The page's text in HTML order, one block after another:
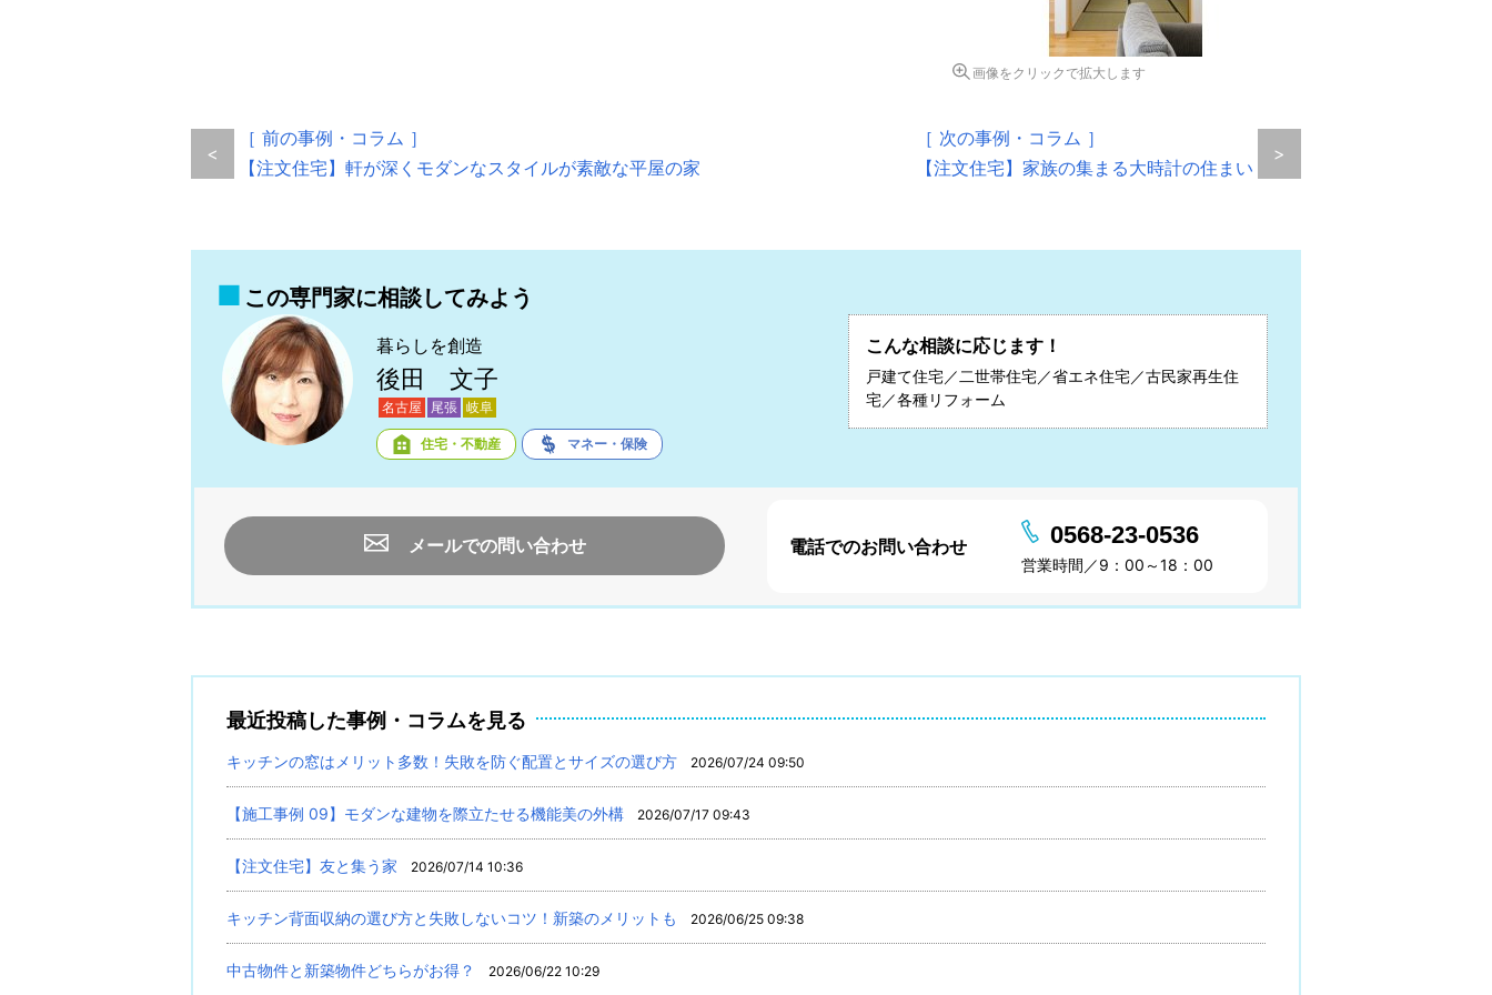
画像をクリックで拡大します
<
［ 前の事例・コラム ］
【注文住宅】軒が深くモダンなスタイルが素敵な平屋の家
［ 次の事例・コラム ］
【注文住宅】家族の集まる大時計の住まい
>
この専門家に相談してみよう
暮らしを創造
後田 文子
名古屋 尾張 岐阜
住宅・不動産 マネー・保険
こんな相談に応じます！
戸建て住宅／二世帯住宅／省エネ住宅／古民家再生住
宅／各種リフォーム
メールでの問い合わせ 電話でのお問い合わせ 0568-23-0536
営業時間／9：00～18：00
最近投稿した事例・コラムを見る
キッチンの窓はメリット多数！失敗を防ぐ配置とサイズの選び方 2026/07/24 09:50
【施工事例 09】モダンな建物を際立たせる機能美の外構 2026/07/17 09:43
【注文住宅】友と集う家 2026/07/14 10:36
キッチン背面収納の選び方と失敗しないコツ！新築のメリットも 2026/06/25 09:38
中古物件と新築物件どちらがお得？ 2026/06/22 10:29